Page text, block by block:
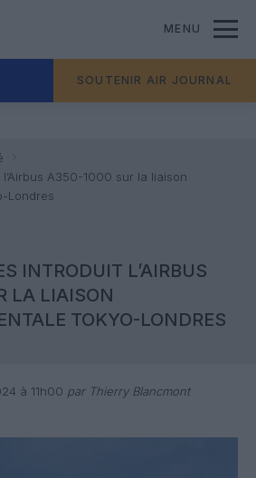
MENU
SOUTENIR AIR JOURNAL
A350-1000 sur la liaison
Londres
INTRODUIT L’AIRBUS
LA LIAISON
TOKYO-LONDRES
à 11h00 par Thierry Blancmont